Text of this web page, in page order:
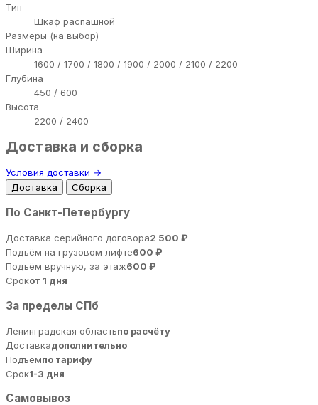
Тип
Шкаф распашной
Размеры (на выбор)
Ширина
1600 / 1700 / 1800 / 1900 / 2000 / 2100 / 2200
Глубина
450 / 600
Высота
2200 / 2400
Доставка и сборка
Условия доставки →
Доставка
Сборка
По Санкт-Петербургу
Доставка серийного договора2 500 ₽
Подъём на грузовом лифте600 ₽
Подъём вручную, за этаж600 ₽
Срокот 1 дня
За пределы СПб
Ленинградская областьпо расчёту
Доставкадополнительно
Подъёмпо тарифу
Срок1-3 дня
Самовывоз